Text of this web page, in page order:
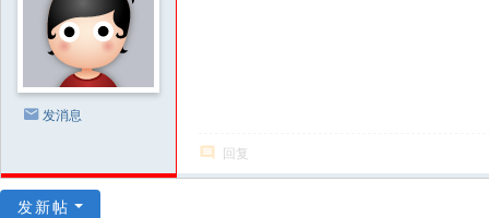
发消息
回复
发新帖